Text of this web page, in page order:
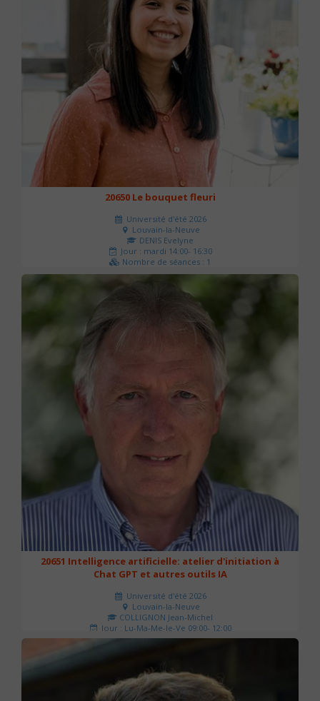
20650 Le bouquet fleuri
Université d'été 2026
Louvain-la-Neuve
DENIS Evelyne
Jour : mardi 14:00- 16:30
Nombre de séances : 1
60 €
20651 Intelligence artificielle: atelier d'initiation à
Chat GPT et autres outils IA
Université d'été 2026
Louvain-la-Neuve
COLLIGNON Jean-Michel
Jour : Lu-Ma-Me-Je-Ve 09:00- 12:00
Nombre de séances : 2